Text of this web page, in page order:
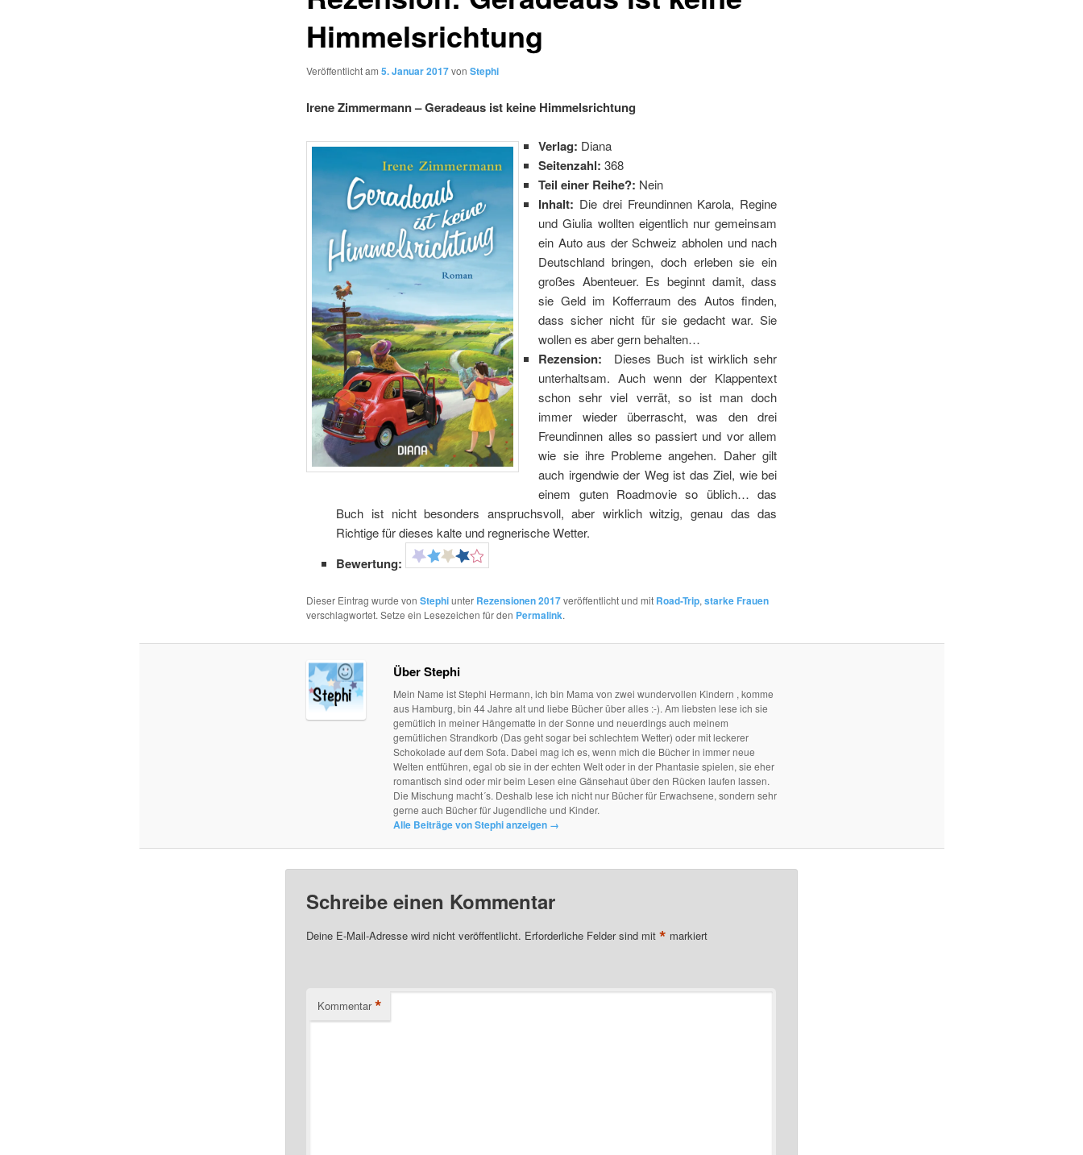
Himmelsrichtung
Veröffentlicht am 5. Januar 2017von Stephi
Irene Zimmermann – Geradeaus ist keine Himmelsrichtung
Verlag: Diana
Seitenzahl: 368
Teil einer Reihe?: Nein
Inhalt: Die drei Freundinnen Karola, Regine
und Giulia wollten eigentlich nur gemeinsam
ein Auto aus der Schweiz abholen und nach
Deutschland bringen, doch erleben sie ein
großes Abenteuer. Es beginnt damit, dass
sie Geld im Kofferraum des Autos finden,
dass sicher nicht für sie gedacht war. Sie
wollen es aber gern behalten…
Rezension: Dieses Buch ist wirklich sehr
unterhaltsam. Auch wenn der Klappentext
schon sehr viel verrät, so ist man doch
immer wieder überrascht, was den drei
Freundinnen alles so passiert und vor allem
wie sie ihre Probleme angehen. Daher gilt
auch irgendwie der Weg ist das Ziel, wie bei
einem guten Roadmovie so üblich… das
Buch ist nicht besonders anspruchsvoll, aber wirklich witzig, genau das das
Richtige für dieses kalte und regnerische Wetter.
Bewertung:
Dieser Eintrag wurde von Stephiunter Rezensionen 2017veröffentlicht und mit Road-Trip, starke Frauen
verschlagwortet. Setze ein Lesezeichen für den Permalink.
Über Stephi
Mein Name ist Stephi Hermann, ich bin Mama von zwei wundervollen Kindern , komme
aus Hamburg, bin 44 Jahre alt und liebe Bücher über alles :-). Am liebsten lese ich sie
gemütlich in meiner Hängematte in der Sonne und neuerdings auch meinem
gemütlichen Strandkorb (Das geht sogar bei schlechtem Wetter) oder mit leckerer
Schokolade auf dem Sofa. Dabei mag ich es, wenn mich die Bücher in immer neue
Welten entführen, egal ob sie in der echten Welt oder in der Phantasie spielen, sie eher
romantisch sind oder mir beim Lesen eine Gänsehaut über den Rücken laufen lassen.
Die Mischung macht´s. Deshalb lese ich nicht nur Bücher für Erwachsene, sondern sehr
gerne auch Bücher für Jugendliche und Kinder.
Alle Beiträge von Stephi anzeigen →
Schreibe einen Kommentar
Deine E-Mail-Adresse wird nicht veröffentlicht. Erforderliche Felder sind mit * markiert
Kommentar *